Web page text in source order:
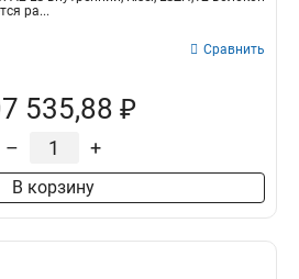
ра...
Сравнить
535,88 ₽
– +
В корзину